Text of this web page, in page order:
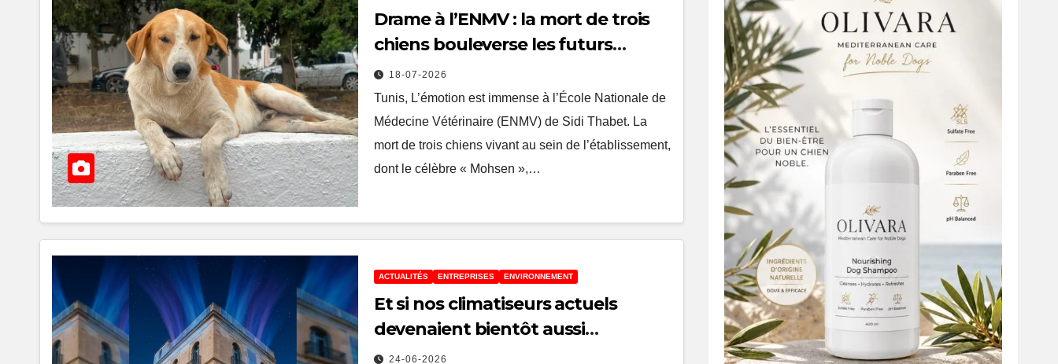
Drame à l’ENMV : la mort de trois
chiens bouleverse les futurs
vétérinaires
18-07-2026
Tunis, L’émotion est immense à l’École Nationale de
Médecine Vétérinaire (ENMV) de Sidi Thabet. La
mort de trois chiens vivant au sein de l’établissement,
dont le célèbre « Mohsen »,…
ACTUALITÉS ENTREPRISES ENVIRONNEMENT
Et si nos climatiseurs actuels
devenaient bientôt aussi
obsolètes que les téléviseurs à
24-06-2026